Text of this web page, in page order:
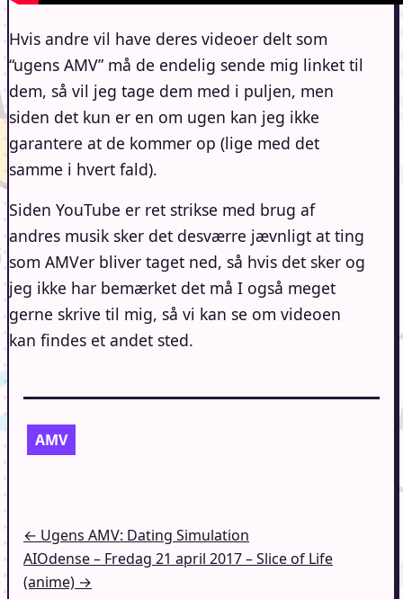
Hvis andre vil have deres videoer delt som
“ugens AMV” må de endelig sende mig linket til
dem, så vil jeg tage dem med i puljen, men
siden det kun er en om ugen kan jeg ikke
garantere at de kommer op (lige med det
samme i hvert fald).
Siden YouTube er ret strikse med brug af
andres musik sker det desværre jævnligt at ting
som AMVer bliver taget ned, så hvis det sker og
jeg ikke har bemærket det må I også meget
gerne skrive til mig, så vi kan se om videoen
kan findes et andet sted.
AMV
Indlægsnavigation
← Ugens AMV: Dating Simulation
AIOdense – Fredag 21 april 2017 – Slice of Life
(anime) →